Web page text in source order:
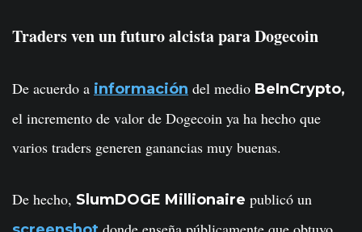
Traders ven un futuro alcista para Dogecoin
De acuerdo a información del medio BeInCrypto,
el incremento de valor de Dogecoin ya ha hecho que
varios traders generen ganancias muy buenas.
De hecho, SlumDOGE Millionaire publicó un